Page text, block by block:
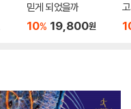
믿게 되었을까
10% 19,800원